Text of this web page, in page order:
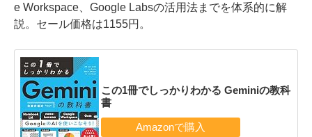
e Workspace、Google Labsの活用法までを体系的に解
説。セール価格は1155円。
この1冊でしっかりわかる Geminiの教科
書